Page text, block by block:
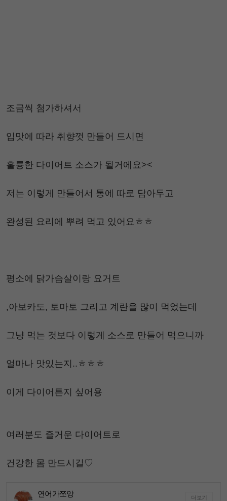
조금씩 첨가하셔서
입맛에 따라 취향껏 만들어 드시면
훌륭한 다이어트 소스가 될거에요><
저는 이렇게 만들어서 통에 따로 담아두고
완성된 요리에 뿌려 먹고 있어요ㅎㅎ
평소에 닭가슴살이랑 요거트
,아보카도, 토마토 그리고 계란을 많이 먹었는데
그냥 먹는 것보다 이렇게 소스로 만들어 먹으니까
얼마나 맛있는지..ㅎㅎㅎ
이게 다이어튼지 싶어용
여러분도 즐거운 다이어트로
건강한 몸 만드시길♡
연어가쪼앙 더보기